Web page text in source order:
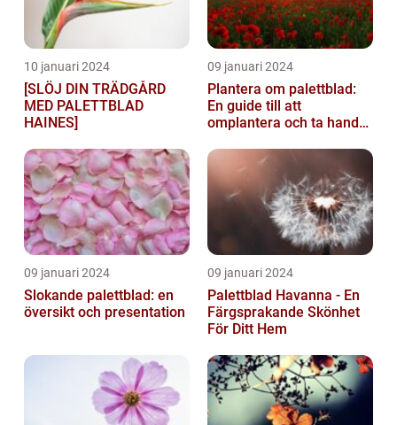
10 januari 2024
[SLÖJ DIN TRÄDGÅRD
MED PALETTBLAD
HAINES]
09 januari 2024
Plantera om palettblad:
En guide till att
omplantera och ta hand
09 januari 2024
Slokande palettblad: en
översikt och presentation
09 januari 2024
Palettblad Havanna - En
Färgsprakande Skönhet
För Ditt Hem